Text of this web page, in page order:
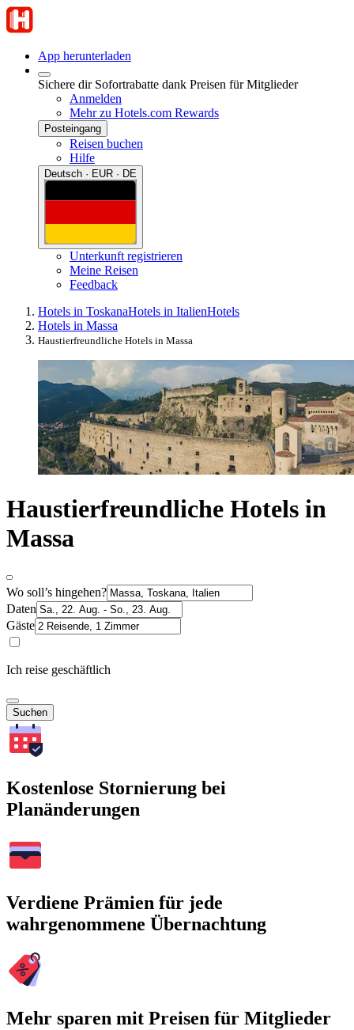
App herunterladen
Sichere dir Sofortrabatte dank Preisen für Mitglieder
Anmelden
Mehr zu Hotels.com Rewards
Posteingang
Reisen buchen
Hilfe
Deutsch · EUR · DE
Unterkunft registrieren
Meine Reisen
Feedback
Hotels in ToskanaHotels in ItalienHotels
Hotels in Massa
Haustierfreundliche Hotels in Massa
Haustierfreundliche Hotels in
Massa
Wo soll’s hingehen?
Daten
Gäste
Ich reise geschäftlich
Suchen
Kostenlose Stornierung bei
Planänderungen
Verdiene Prämien für jede
wahrgenommene Übernachtung
Mehr sparen mit Preisen für Mitglieder